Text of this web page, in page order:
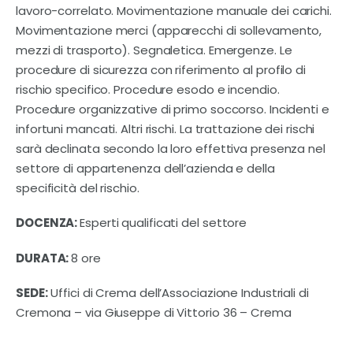
lavoro-correlato. Movimentazione manuale dei carichi.
Movimentazione merci (apparecchi di sollevamento,
mezzi di trasporto). Segnaletica. Emergenze. Le
procedure di sicurezza con riferimento al profilo di
rischio specifico. Procedure esodo e incendio.
Procedure organizzative di primo soccorso. Incidenti e
infortuni mancati. Altri rischi. La trattazione dei rischi
sarà declinata secondo la loro effettiva presenza nel
settore di appartenenza dell’azienda e della
specificità del rischio.
DOCENZA:Esperti qualificati del settore
DURATA:8 ore
SEDE:Uffici di Crema dell’Associazione Industriali di
Cremona – via Giuseppe di Vittorio 36 – Crema